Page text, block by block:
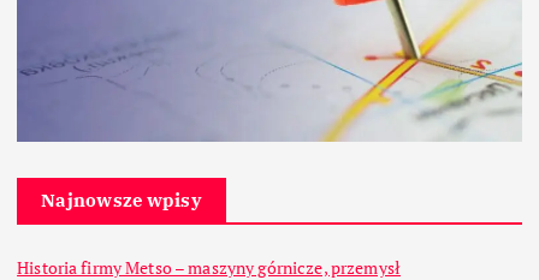
Najnowsze wpisy
Historia firmy Metso – maszyny górnicze, przemysł